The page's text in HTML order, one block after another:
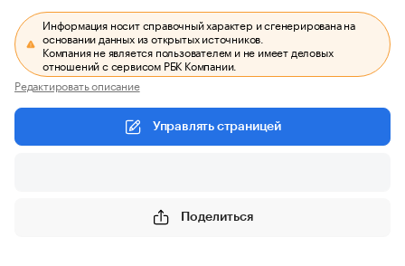
Информация носит справочный характер и сгенерирована на
основании данных из открытых источников.
Компания не является пользователем и не имеет деловых
отношений с сервисом РБК Компании.
Редактировать описание
Управлять страницей
Поделиться